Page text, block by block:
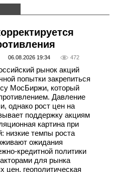
06.08.2026 19:34 472
рынок акций
попытки закрепиться
МосБиржи, который
Давление
однако рост цен на
поддержку акциям
картина при
низкие темпы роста
ожидания
кредитной политики
для рынка
цен, геополитическая